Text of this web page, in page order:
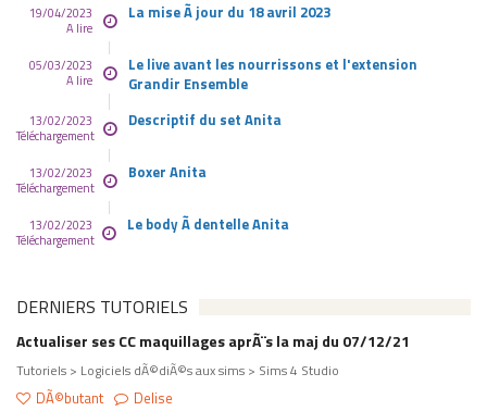
19/04/2023
A lire
La mise Ã jour du 18 avril 2023
05/03/2023
A lire
Le live avant les nourrissons et l'extension
Grandir Ensemble
13/02/2023
Téléchargement
Descriptif du set Anita
13/02/2023
Téléchargement
Boxer Anita
13/02/2023
Téléchargement
Le body Ã dentelle Anita
DERNIERS TUTORIELS
Actualiser ses CC maquillages aprÃ¨s la maj du 07/12/21
Tutoriels > Logiciels dÃ©diÃ©s aux sims > Sims 4 Studio
DÃ©butant Delise